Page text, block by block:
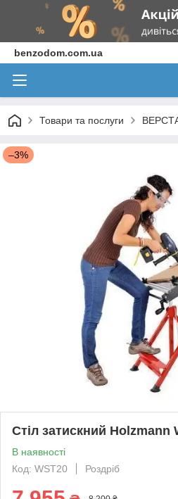
benzodom.com.ua
Товари та послуги
–3%
Стіл затискний Holzmann
В наявності
Код: WST20
Роздріб